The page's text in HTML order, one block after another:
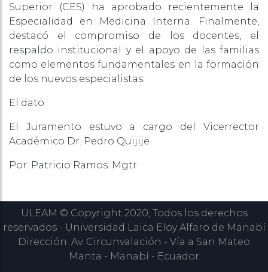
Superior (CES) ha aprobado recientemente la
Especialidad en Medicina Interna. Finalmente,
destacó el compromiso de los docentes, el
respaldo institucional y el apoyo de las familias
como elementos fundamentales en la formación
de los nuevos especialistas.
El dato
El Juramento estuvo a cargo del Vicerrector
Académico Dr. Pedro Quijije
Por: Patricio Ramos. Mgtr
ULEAM © Copyright 2020, Todos los derechos
reservados - Universidad Laica Eloy Alfaro de Manabí
Dirección: Av. Circunvalación - Vía a San Mateo
Manta - Manabí - Ecuador